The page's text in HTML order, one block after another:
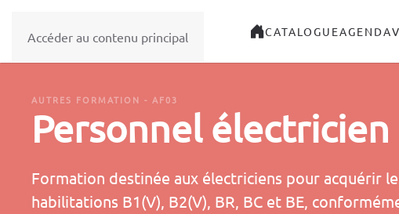
Accéder au contenu principal CATALOGUEAGENDA
AUTRES FORMATION - AF03
Personnel électricien
Formation destinée aux électriciens pour acquérir
habilitations B1(V), B2(V), BR, BC et BE,